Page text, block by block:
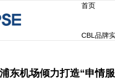
首页
CBL品牌
机场倾力打造“申情